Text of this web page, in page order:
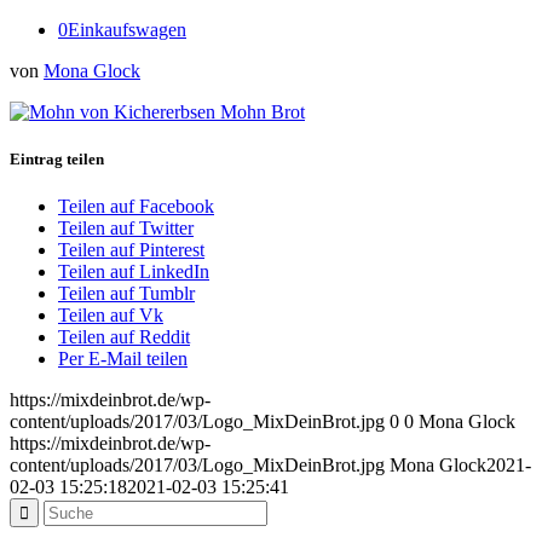
0Einkaufswagen
von Mona Glock
Eintrag teilen
Teilen auf Facebook
Teilen auf Twitter
Teilen auf Pinterest
Teilen auf LinkedIn
Teilen auf Tumblr
Teilen auf Vk
Teilen auf Reddit
Per E-Mail teilen
https://mixdeinbrot.de/wp-
content/uploads/2017/03/Logo_MixDeinBrot.jpg 0 0 Mona Glock
https://mixdeinbrot.de/wp-
content/uploads/2017/03/Logo_MixDeinBrot.jpg Mona Glock2021-
02-03 15:25:182021-02-03 15:25:41